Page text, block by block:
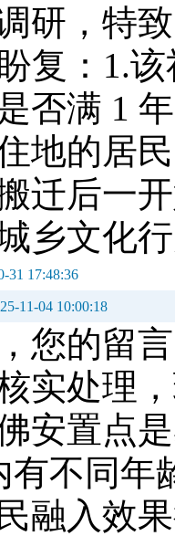
研，特
复：1.
否满 1
地的居
迁后一
乡文化
31 17:48:36
11-04 10:00:18
您的留
实处理
安置点
有不同年
融入效